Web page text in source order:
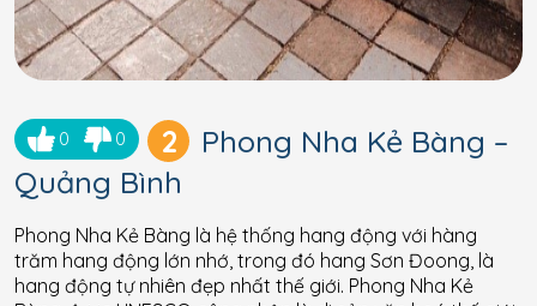
0 0 2
Phong Nha Kẻ Bàng –
Quảng Bình
Phong Nha Kẻ Bàng là hệ thống hang động với hàng
trăm hang động lớn nhớ, trong đó hang Sơn Đoong, là
hang động tự nhiên đẹp nhất thế giới. Phong Nha Kẻ